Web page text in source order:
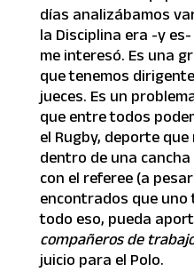
días analizábamos
la Disciplina era -y
me interesó. Es una
que tenemos
jueces. Es un
que entre todos
el Rugby, deporte
dentro de una
con el referee (a
encontrados que
todo eso, pueda
compañeros de
juicio para el Polo.